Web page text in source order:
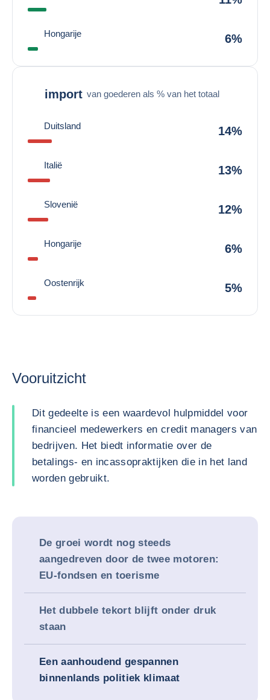
Hongarije 6%
import van goederen als % van het totaal
Duitsland 14%
Italië 13%
Slovenië 12%
Hongarije 6%
Oostenrijk 5%
Vooruitzicht
Dit gedeelte is een waardevol hulpmiddel voor
financieel medewerkers en credit managers van
bedrijven. Het biedt informatie over de
betalings- en incassopraktijken die in het land
worden gebruikt.
De groei wordt nog steeds
aangedreven door de twee motoren:
EU-fondsen en toerisme
Het dubbele tekort blijft onder druk
staan
Een aanhoudend gespannen
binnenlands politiek klimaat